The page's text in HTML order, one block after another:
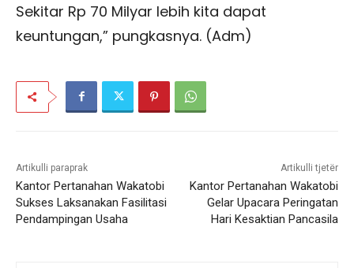
Sekitar Rp 70 Milyar lebih kita dapat
keuntungan,” pungkasnya. (Adm)
Artikulli paraprak
Kantor Pertanahan Wakatobi
Sukses Laksanakan Fasilitasi
Pendampingan Usaha
Artikulli tjetër
Kantor Pertanahan Wakatobi
Gelar Upacara Peringatan
Hari Kesaktian Pancasila